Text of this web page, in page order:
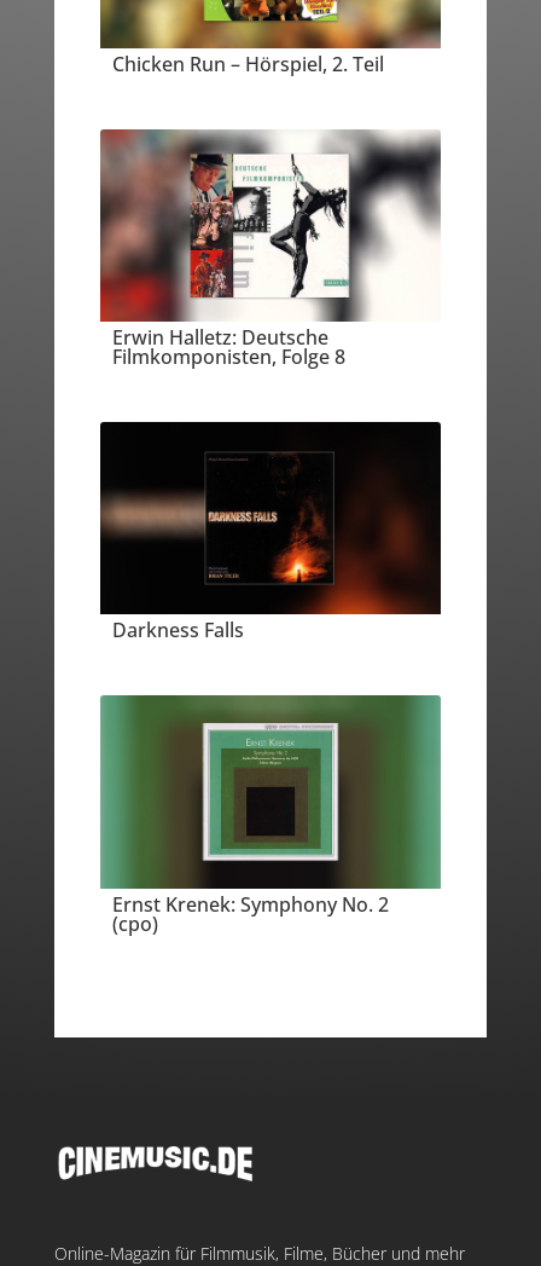
Chicken Run – Hörspiel, 2. Teil
Erwin Halletz: Deutsche
Filmkomponisten, Folge 8
Darkness Falls
Ernst Krenek: Symphony No. 2
(cpo)
Online-Magazin für Filmmusik, Filme, Bücher und mehr